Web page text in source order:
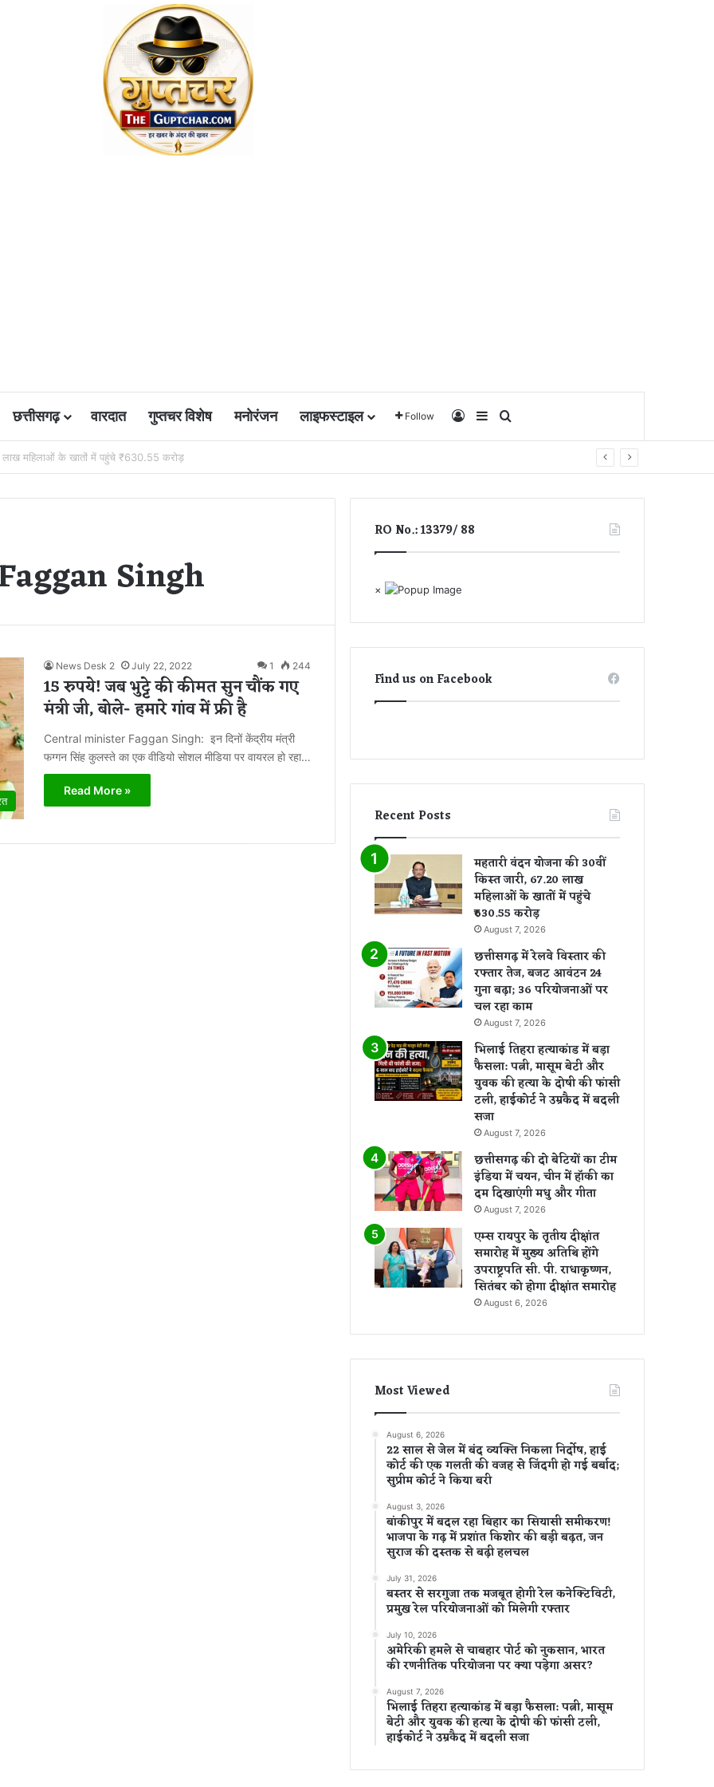
छत्तीसगढ़ वारदात गुप्तचर विशेष मनोरंजन लाइफस्टाइल Follow Log InSidebar
24 गुना बढ़ा; 36 परियोजनाओं पर चल रहा काम
Singh
News Desk 2 July 22, 2022 1 244
15 रुपये! जब भुट्टे की कीमत सुन चौंक गए
मंत्री जी, बोले- हमारे गांव में फ्री है
Central minister Faggan Singh: इन दिनों केंद्रीय मंत्री
फग्गन सिंह कुलस्ते का एक वीडियो सोशल मीडिया पर वायरल हो रहा…
Read More »
RO No.: 13379/ 88
×
Find us on Facebook
Recent Posts
महतारी वंदन योजना की 30वीं
किस्त जारी, 67.20 लाख
महिलाओं के खातों में पहुंचे
₹630.55 करोड़
August 7, 2026
छत्तीसगढ़ में रेलवे विस्तार की
रफ्तार तेज, बजट आवंटन 24
गुना बढ़ा; 36 परियोजनाओं पर
चल रहा काम
August 7, 2026
भिलाई तिहरा हत्याकांड में बड़ा
फैसला: पत्नी, मासूम बेटी और
युवक की हत्या के दोषी की फांसी
टली, हाईकोर्ट ने उम्रकैद में बदली
सजा
August 7, 2026
छत्तीसगढ़ की दो बेटियों का टीम
इंडिया में चयन, चीन में हॉकी का
दम दिखाएंगी मधु और गीता
August 7, 2026
एम्स रायपुर के तृतीय दीक्षांत
समारोह में मुख्य अतिथि होंगे
उपराष्ट्रपति सी. पी. राधाकृष्णन,
सितंबर को होगा दीक्षांत समारोह
August 6, 2026
Most Viewed
August 6, 2026
22 साल से जेल में बंद व्यक्ति निकला निर्दोष, हाई
कोर्ट की एक गलती की वजह से जिंदगी हो गई बर्बाद;
सुप्रीम कोर्ट ने किया बरी
August 3, 2026
बांकीपुर में बदल रहा बिहार का सियासी समीकरण!
भाजपा के गढ़ में प्रशांत किशोर की बड़ी बढ़त, जन
सुराज की दस्तक से बढ़ी हलचल
July 31, 2026
बस्तर से सरगुजा तक मजबूत होगी रेल कनेक्टिविटी,
प्रमुख रेल परियोजनाओं को मिलेगी रफ्तार
July 10, 2026
अमेरिकी हमले से चाबहार पोर्ट को नुकसान, भारत
की रणनीतिक परियोजना पर क्या पड़ेगा असर?
August 7, 2026
भिलाई तिहरा हत्याकांड में बड़ा फैसला: पत्नी, मासूम
बेटी और युवक की हत्या के दोषी की फांसी टली,
हाईकोर्ट ने उम्रकैद में बदली सजा